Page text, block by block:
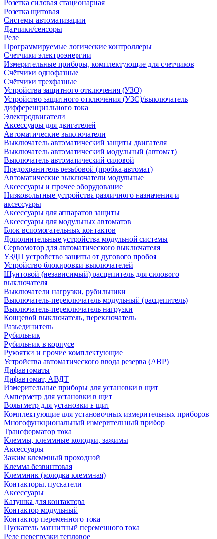
Розетка силовая стационарная
Розетка щитовая
Системы автоматизации
Датчики/сенсоры
Реле
Программируемые логические контроллеры
Счетчики электроэнергии
Измерительные приборы, комплектующие для счетчиков
Счётчики однофазные
Счётчики трехфазные
Устройства защитного отключения (УЗО)
Устройство защитного отключения (УЗО)/выключатель
дифференциального тока
Электродвигатели
Аксессуары для двигателей
Автоматические выключатели
Выключатель автоматический защиты двигателя
Выключатель автоматический модульный (автомат)
Выключатель автоматический силовой
Предохранитель резьбовой (пробка-автомат)
Автоматические выключатели модульные
Аксессуары и прочее оборудование
Низковольтные устройства различного назначения и
аксессуары
Аксессуары для аппаратов защиты
Аксессуары для модульных автоматов
Блок вспомогательных контактов
Дополнительные устройства модульной системы
Сервомотор для автоматического выключателя
УЗДП устройство защиты от дугового пробоя
Устройство блокировки выключателей
Шунтовой (независимый) расцепитель для силового
выключателя
Выключатели нагрузки, рубильники
Выключатель-переключатель модульный (расцепитель)
Выключатель-переключатель нагрузки
Концевой выключатель, переключатель
Разъединитель
Рубильник
Рубильник в корпусе
Рукоятки и прочие комплектующие
Устройства автоматического ввода резерва (АВР)
Дифавтоматы
Дифавтомат, АВДТ
Измерительные приборы для установки в щит
Амперметр для установки в щит
Вольтметр для установки в щит
Комплектующие для установочных измерительных приборов
Многофункциональный измерительный прибор
Трансформатор тока
Клеммы, клеммные колодки, зажимы
Аксессуары
Зажим клеммный проходной
Клемма безвинтовая
Клеммник (колодка клеммная)
Контакторы, пускатели
Аксессуары
Катушка для контактора
Контактор модульный
Контактор переменного тока
Пускатель магнитный переменного тока
Реле перегрузки тепловое